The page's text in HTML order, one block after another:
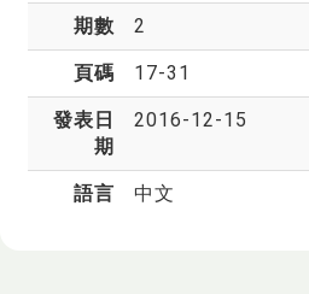
期數 2
頁碼 17-31
發表日
期
2016-12-15
語言 中文